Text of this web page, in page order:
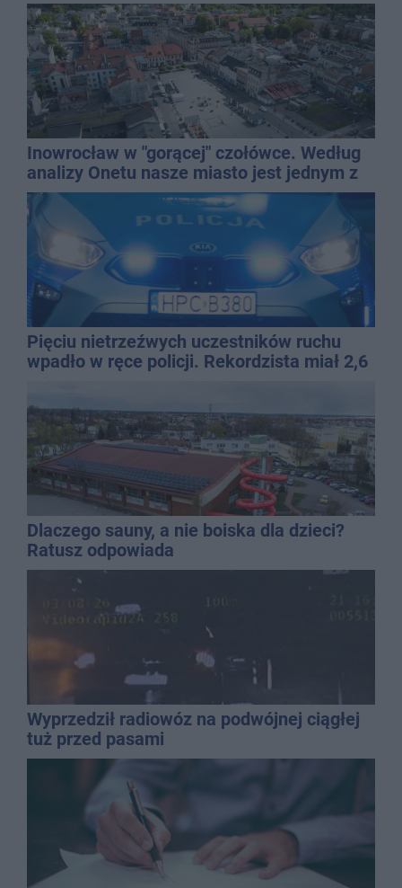
Inowrocław w "gorącej" czołówce. Według
analizy Onetu nasze miasto jest jednym z
najbardziej narażonych na upały
Pięciu nietrzeźwych uczestników ruchu
wpadło w ręce policji. Rekordzista miał 2,6
Dlaczego sauny, a nie boiska dla dzieci?
Ratusz odpowiada
Wyprzedził radiowóz na podwójnej ciągłej
tuż przed pasami